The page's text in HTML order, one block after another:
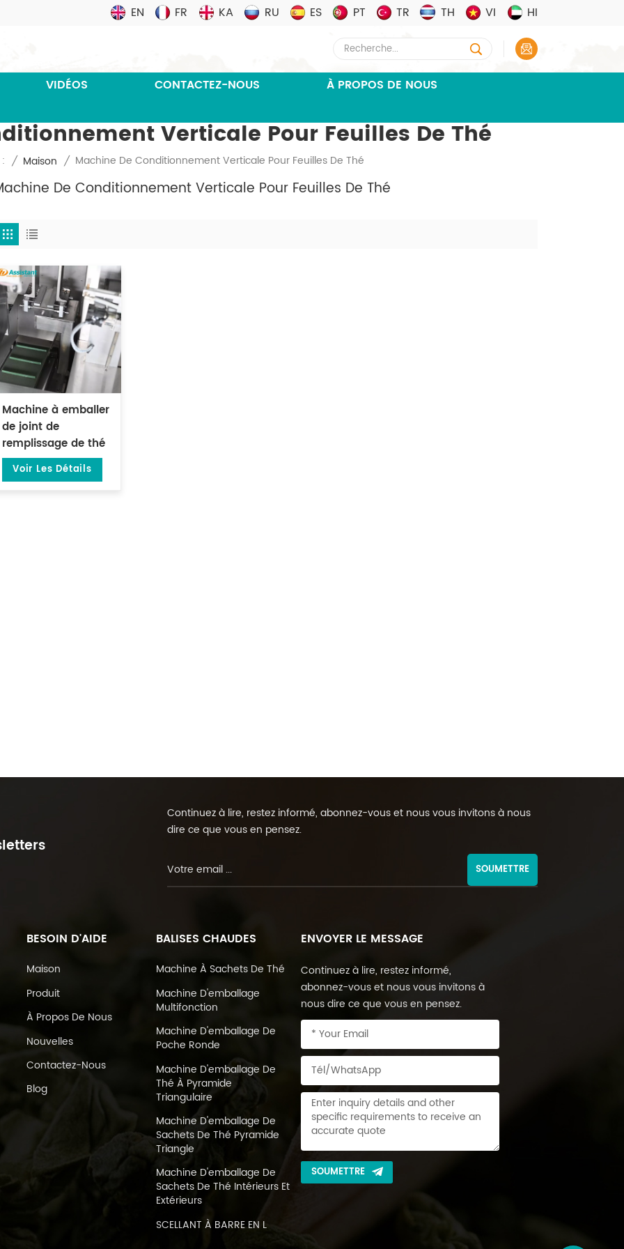
EN FR KA RU ES PT TR TH VI HI
VIDÉOS CONTACTEZ-NOUS
À PROPOS DE NOUS
Verticale Pour Feuilles De Thé
/ Maison / Machine De Conditionnement Verticale Pour Feuilles De Thé
De Conditionnement Verticale Pour Feuilles De Thé
Machine à emballer
de joint de
remplissage de thé
en vrac vert
préfabriqué de 500
Voir Les Détails
Continuez à lire, restez informé, abonnez-vous et nous vous invitons à nous
dire ce que vous en pensez.
SOUMETTRE
BESOIN D'AIDE
Maison
Produit
À Propos De Nous
Nouvelles
Contactez-Nous
Blog
BALISES CHAUDES
Machine À Sachets De Thé
Machine D'emballage
Multifonction
Machine D'emballage De
Poche Ronde
Machine D'emballage De
Thé À Pyramide
Triangulaire
Machine D'emballage De
Sachets De Thé Pyramide
Triangle
Machine D'emballage De
Sachets De Thé Intérieurs Et
Extérieurs
SCELLANT À BARRE EN L
ENVOYER LE MESSAGE
Continuez à lire, restez informé,
abonnez-vous et nous vous invitons à
nous dire ce que vous en pensez.
SOUMETTRE